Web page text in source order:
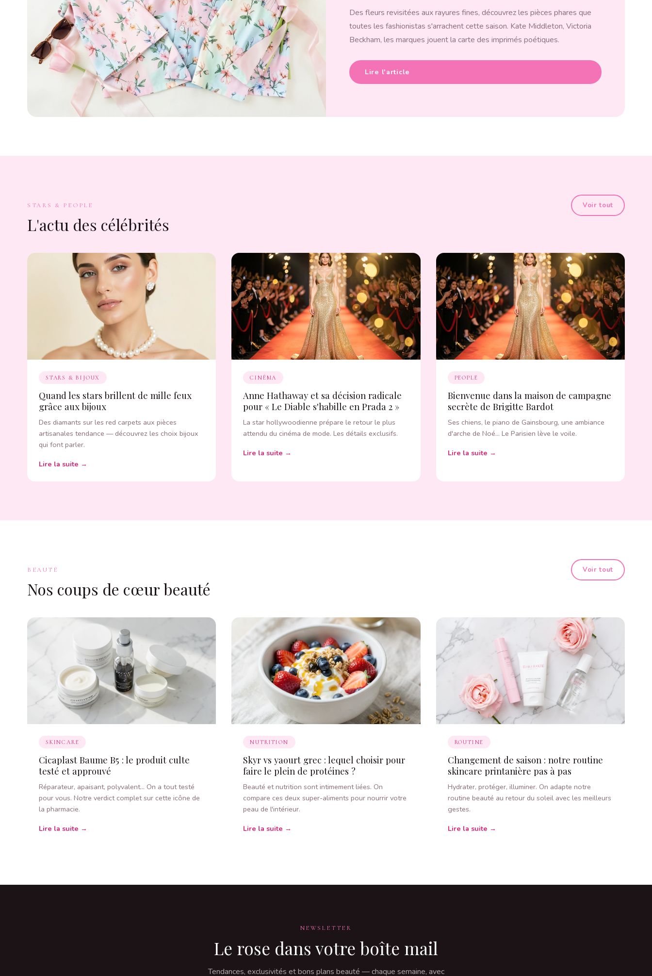
Des fleurs revisitées aux rayures fines, découvrez les pièces phares que
toutes les fashionistas s'arrachent cette saison. Kate Middleton, Victoria
Beckham, les marques jouent la carte des imprimés poétiques.
Lire l'article
STARS & PEOPLE
L'actu des célébrités
Voir tout
STARS & BIJOUX
Quand les stars brillent de mille feux
grâce aux bijoux
Des diamants sur les red carpets aux pièces
artisanales tendance — découvrez les choix bijoux
qui font parler.
Lire la suite →
CINÉMA
Anne Hathaway et sa décision radicale
pour « Le Diable s'habille en Prada 2 »
La star hollywoodienne prépare le retour le plus
attendu du cinéma de mode. Les détails exclusifs.
Lire la suite →
PEOPLE
Bienvenue dans la maison de campagne
secrète de Brigitte Bardot
Ses chiens, le piano de Gainsbourg, une ambiance
d'arche de Noé… Le Parisien lève le voile.
Lire la suite →
BEAUTÉ
Nos coups de cœur beauté
Voir tout
SKINCARE
Cicaplast Baume B5 : le produit culte
testé et approuvé
Réparateur, apaisant, polyvalent… On a tout testé
pour vous. Notre verdict complet sur cette icône de
la pharmacie.
Lire la suite →
NUTRITION
Skyr vs yaourt grec : lequel choisir pour
faire le plein de protéines ?
Beauté et nutrition sont intimement liées. On
compare ces deux super-aliments pour nourrir votre
peau de l'intérieur.
Lire la suite →
ROUTINE
Changement de saison : notre routine
skincare printanière pas à pas
Hydrater, protéger, illuminer. On adapte notre
routine beauté au retour du soleil avec les meilleurs
gestes.
Lire la suite →
NEWSLETTER
Le rose dans votre boîte mail
Tendances, exclusivités et bons plans beauté — chaque semaine, avec